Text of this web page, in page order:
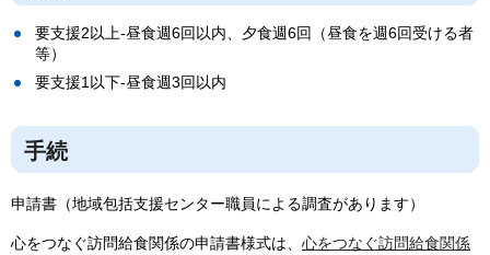
要支援2以上-昼食週6回以内、夕食週6回（昼食を週6回受ける者
等）
要支援1以下-昼食週3回以内
手続
申請書（地域包括支援センター職員による調査があります）
心をつなぐ訪問給食関係の申請書様式は、 心をつなぐ訪問給食関係